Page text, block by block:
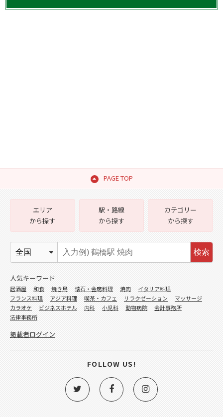
PAGE TOP
エリア
から探す
駅・路線
から探す
カテゴリー
から探す
検索
人気キーワード
居酒屋 和食 焼き鳥 懐石・会席料理 焼肉
イタリア料理
フランス料理
アジア料理 喫茶・カフェ リラクゼーション
マッサージ
カラオケ
ビジネスホテル 内科 小児科 動物病院
会計事務所
法律事務所
掲載者ログイン
FOLLOW US!